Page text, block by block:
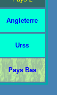
Angleterre
Urss
Pays Bas